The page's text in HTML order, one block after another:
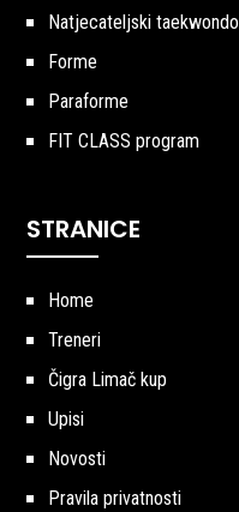
Natjecateljski taekwondo
Forme
Paraforme
FIT CLASS program
STRANICE
Home
Treneri
Čigra Limač kup
Upisi
Novosti
Pravila privatnosti